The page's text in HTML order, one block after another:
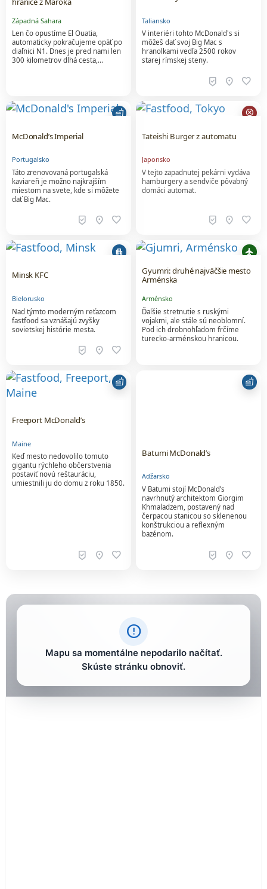
Taliansko
V interiéri tohto McDonald's si
môžeš dať svoj Big Mac s
hranolkami vedľa 2500 rokov
starej rímskej steny.
beenhere location_on favorite
fastfood
McDonald’s Imperial
Portugalsko
Táto zrenovovaná portugalská
kaviareň je možno najkrajším
miestom na svete, kde si môžete
dať Big Mac.
beenhere location_on favorite
cancel
Tateishi Burger z automatu
Japonsko
V tejto zapadnutej pekárni vydáva
hamburgery a sendviče pôvabný
domáci automat.
beenhere location_on favorite
apartment
Minsk KFC
Bielorusko
Nad týmto moderným reťazcom
fastfood sa vznášajú zvyšky
sovietskej histórie mesta.
beenhere location_on favorite
flight
Gyumri: druhé najväčšie mesto
Arménska
Arménsko
Ďalšie stretnutie s ruskými
vojakmi, ale stále sú neoblomní.
Pod ich drobnohľadom frčíme
turecko-arménskou hranicou.
fastfood
Freeport McDonald’s
Maine
Keď mesto nedovolilo tomuto
gigantu rýchleho občerstvenia
postaviť novú reštauráciu,
umiestnili ju do domu z roku 1850.
beenhere location_on favorite
fastfood
Batumi McDonald’s
Adžarsko
V Batumi stojí McDonald’s
navrhnutý architektom Giorgim
Khmaladzem, postavený nad
čerpacou stanicou so sklenenou
konštrukciou a reflexným
bazénom.
beenhere location_on favorite
error_outline
Mapu sa momentálne nepodarilo načítať.
Skúste stránku obnoviť.